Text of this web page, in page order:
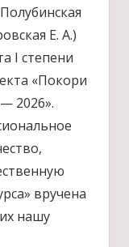
Е. А.)
I степени
«Покори
2026».
вручена
нашу